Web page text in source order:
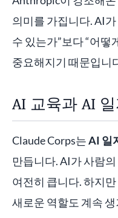
의미를 가집니다. AI
수 있는가”보다 “어떻
중요해지기 때문입니
AI 교육과 AI
Claude Corps는AI 일
만듭니다. AI가 사람
여전히 큽니다. 하지
새로운 역할도 계속